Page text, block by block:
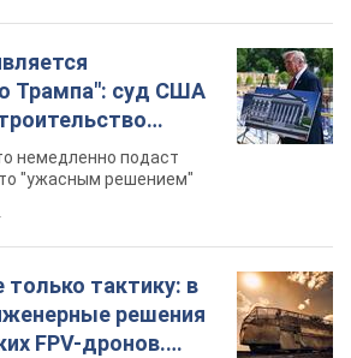
Трампа": суд США
400 млн
немедленно подаст
"ужасным решением"
только тактику: в
решения
FPV-дронов.